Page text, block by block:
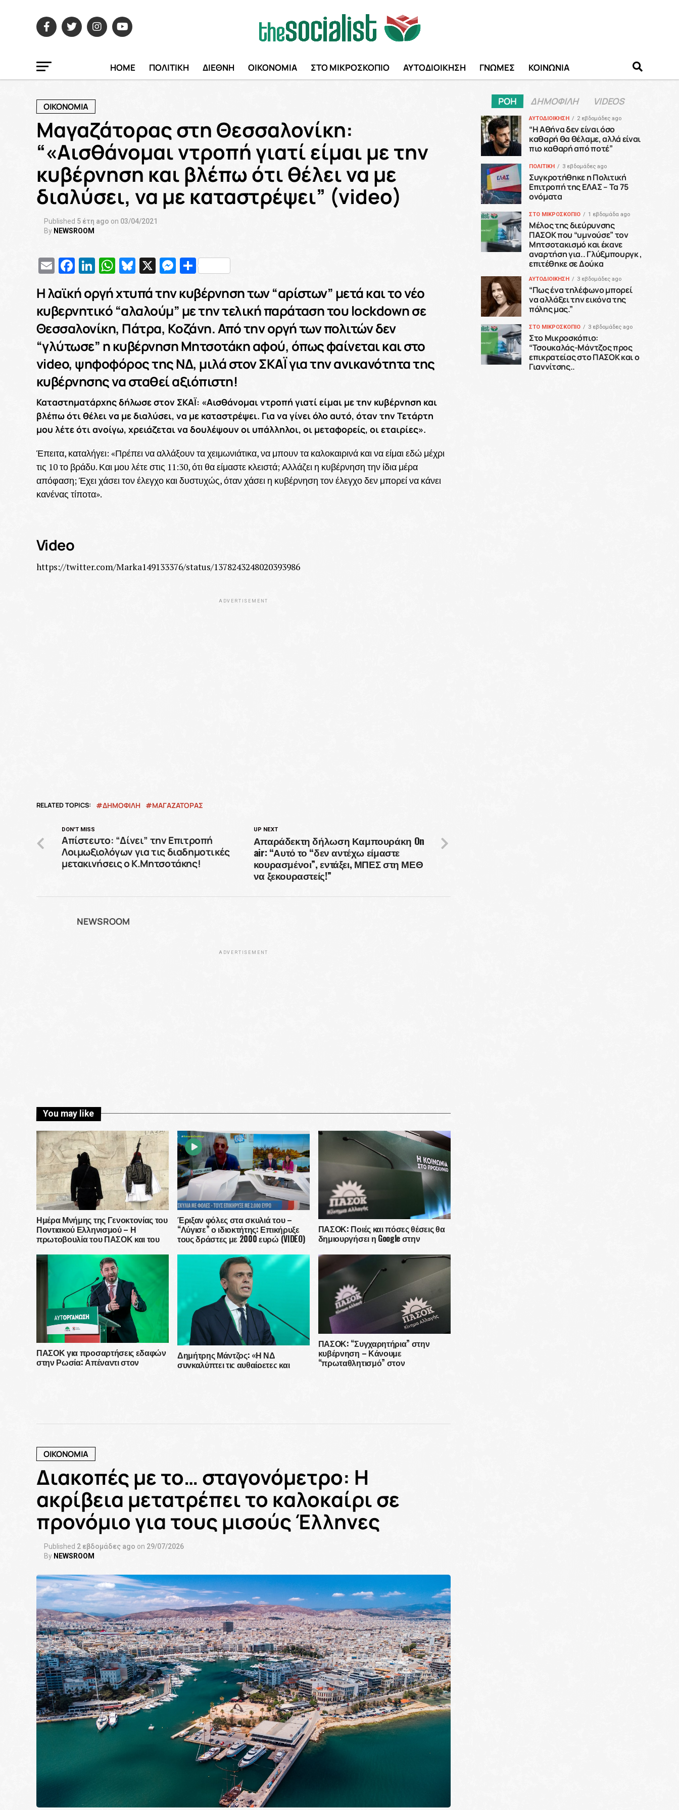
HOME ΠΟΛΙΤΙΚΗ ΔΙΕΘΝΗ ΟΙΚΟΝΟΜΙΑ ΣΤΟ ΜΙΚΡΟΣΚΟΠΙΟ ΑΥΤΟΔΙΟΙΚΗΣΗ ΓΝΩΜΕΣ ΚΟΙΝΩΝΙΑ
ΟΙΚΟΝΟΜΙΑ
Μαγαζάτορας στη Θεσσαλονίκη:
“«Αισθάνομαι ντροπή γιατί είμαι με την
κυβέρνηση και βλέπω ότι θέλει να με
διαλύσει, να με καταστρέψει” (video)
Published 5 έτη ago on 03/04/2021
By NEWSROOM
EmailFacebook
LinkedIn
WhatsApp
Bluesky
X Messenger
Μοιραστείτε
Η λαϊκή οργή χτυπά την κυβέρνηση των “αρίστων” μετά και το νέο
κυβερνητικό “αλαλούμ” με την τελική παράταση του lockdown σε
Θεσσαλονίκη, Πάτρα, Κοζάνη. Από την οργή των πολιτών δεν
“γλύτωσε” η κυβέρνηση Μητσοτάκη αφού, όπως φαίνεται και στο
video, ψηφοφόρος της ΝΔ, μιλά στον ΣΚΑΪ για την ανικανότητα της
κυβέρνησης να σταθεί αξιόπιστη!
Καταστηματάρχης δήλωσε στον ΣΚΑΪ: «Αισθάνομαι ντροπή γιατί είμαι με την κυβέρνηση και
βλέπω ότι θέλει να με διαλύσει, να με καταστρέψει. Για να γίνει όλο αυτό, όταν την Τετάρτη
μου λέτε ότι ανοίγω, χρειάζεται να δουλέψουν οι υπάλληλοι, οι μεταφορείς, οι εταιρίες».
Έπειτα, καταλήγει: «Πρέπει να αλλάξουν τα χειμωνιάτικα, να μπουν τα καλοκαιρινά και να είμαι εδώ μέχρι
τις 10 το βράδυ. Και μου λέτε στις 11:30, ότι θα είμαστε κλειστά; Αλλάζει η κυβέρνηση την ίδια μέρα
απόφαση; Έχει χάσει τον έλεγχο και δυστυχώς, όταν χάσει η κυβέρνηση τον έλεγχο δεν μπορεί να κάνει
κανένας τίποτα».
Video
https://twitter.com/Marka149133376/status/1378243248020393986
ADVERTISEMENT
RELATED TOPICS: ΔΗΜΟΦΙΛΗ ΜΑΓΑΖΑΤΟΡΑΣ
UP NEXT
Απαράδεκτη δήλωση Καμπουράκη On
air: “Αυτό το “δεν αντέχω είμαστε
κουρασμένοι”, εντάξει, ΜΠΕΣ στη ΜΕΘ
να ξεκουραστείς!”
DON'T MISS
Απίστευτο: “Δίνει” την Επιτροπή
Λοιμωξιολόγων για τις διαδημοτικές
μετακινήσεις ο Κ.Μητσοτάκης!
NEWSROOM
ADVERTISEMENT
You may like
Ημέρα Μνήμης της Γενοκτονίας του
Ποντιακού Ελληνισμού – Η
πρωτοβουλία του ΠΑΣΟΚ και του
Έριξαν φόλες στα σκυλιά του –
“Λύγισε” ο ιδιοκτήτης: Επικήρυξε
τους δράστες με 2000 ευρώ (VIDEO)
ΠΑΣΟΚ: Ποιές και πόσες θέσεις θα
δημιουργήσει η Google στην
κοινωνία!
ΠΑΣΟΚ για προσαρτήσεις εδαφών
στην Ρωσία: Απέναντι στον
Δημήτρης Μάντζος: «Η ΝΔ
συγκαλύπτει τις αυθαίρετες και
ΠΑΣΟΚ: “Συγχαρητήρια” στην
κυβέρνηση – Κάνουμε
“πρωταθλητισμό” στον
ΟΙΚΟΝΟΜΙΑ
Διακοπές με το… σταγονόμετρο: Η
ακρίβεια μετατρέπει το καλοκαίρι σε
προνόμιο για τους μισούς Έλληνες
Published 2 εβδομάδες ago on 29/07/2026
By NEWSROOM
ΡΟΗ ΔΗΜΟΦΙΛΗ VIDEOS
ΑΥΤΟΔΙΟΙΚΗΣΗ 2 εβδομάδες ago
“H Αθήνα δεν είναι όσο
καθαρή θα θέλαμε, αλλά είναι
πιο καθαρή από ποτέ”
ΠΟΛΙΤΙΚΗ 3 εβδομάδες ago
Συγκροτήθηκε η Πολιτική
Επιτροπή της ΕΛΑΣ – Τα 75
ονόματα
ΣΤΟ ΜΙΚΡΟΣΚΟΠΙΟ 1 εβδομάδα ago
Μέλος της διεύρυνσης
ΠΑΣΟΚ που “υμνούσε” τον
Μητσοτακισμό και έκανε
αναρτήση για.. Γλύξμπουργκ ,
επιτέθηκε σε Δούκα
ΑΥΤΟΔΙΟΙΚΗΣΗ 3 εβδομάδες ago
“Πως ένα τηλέφωνο μπορεί
να αλλάξει την εικόνα της
πόλης μας.”
ΣΤΟ ΜΙΚΡΟΣΚΟΠΙΟ 3 εβδομάδες ago
Στο Μικροσκόπιο:
“Τσουκαλάς-Μάντζος προς
επικρατείας στο ΠΑΣΟΚ και ο
Γιαννίτσης..